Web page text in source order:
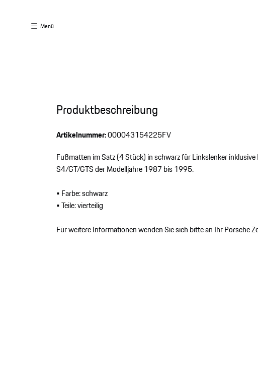
Menü
Produktbeschreibung
Artikelnummer:000043154225FV
Fußmatten im Satz (4 Stück) in schwarz für Linkslenker
S4/GT/GTS der Modelljahre 1987 bis 1995.
• Farbe: schwarz
• Teile: vierteilig
Für weitere Informationen wenden Sie sich bitte an Ihr Porsche